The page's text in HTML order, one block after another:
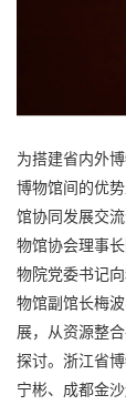
为搭建省内外
博物馆间的优
馆协同发展交
物馆协会理事
物院党委书记
物馆副馆长梅
展，从资源整
探讨。浙江省
宁彬、成都金